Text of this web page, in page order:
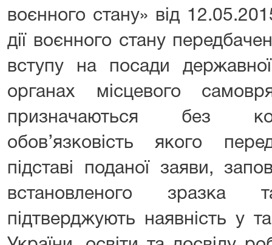
воєнного стану» від
дії воєнного стану
вступу на посади
органах місцевого
призначаються без
обов’язковість якого
підставі поданої заяви,
встановленого зразка
підтверджують наявність у